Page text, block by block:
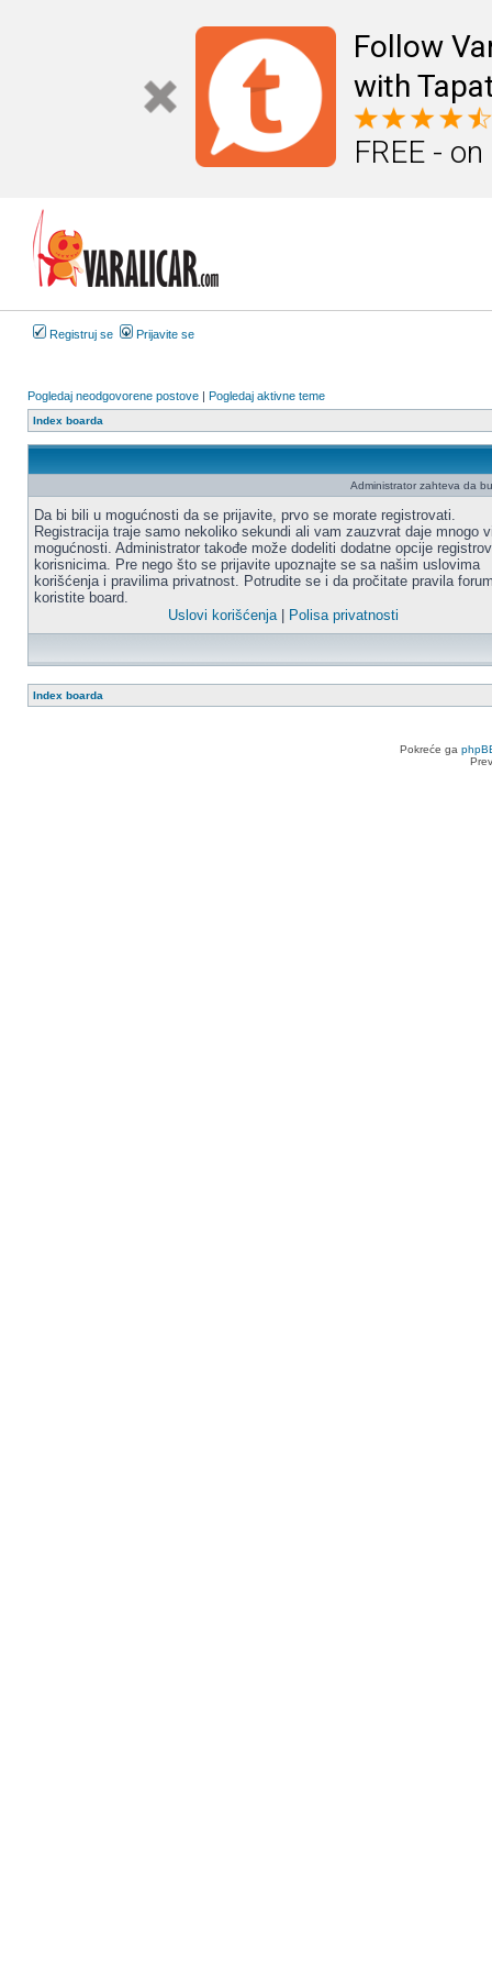
Follow
with
FREE -
Registruj se Prijavite se
Pogledaj neodgovorene postove | Pogledaj aktivne teme
Index boarda
Administrator zahteva da
Da bi bili u mogućnosti da se prijavite, prvo se morate registrovati.
Registracija traje samo nekoliko sekundi ali vam zauzvrat daje mnogo
mogućnosti. Administrator takođe može dodeliti dodatne opcije
korisnicima. Pre nego što se prijavite upoznajte se sa našim uslovima
korišćenja i pravilima privatnost. Potrudite se i da pročitate pravila
koristite board.
Uslovi korišćenja| Polisa privatnosti
Index boarda
Pokreće ga